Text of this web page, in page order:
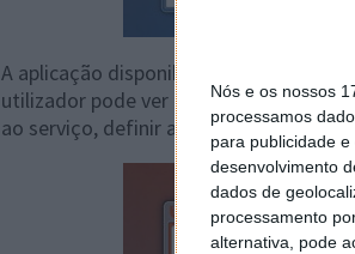
Nós e os nossos
processamos
para publicidade
desenvolvimento
dados de
processamento
alternativa, pode
A aplicação disponibiliza um interface
utilizador pode ver as pastas
ao serviço, definir alguns parâmetros